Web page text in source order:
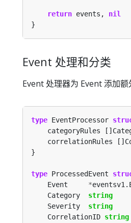
return events, nil
Event 处理和分类
Event 处理器为 Event 添加额
type EventProcessor
type ProcessedEvent
    Event
*
    Category
string
    Severity
string
    CorrelationID
string